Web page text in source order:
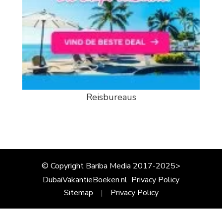
Reisbureaus
© Copyright Bariba Media 2017-2025>
DubaiVakantieBoeken.nl Privacy Policy
Sitemap
Privacy Policy